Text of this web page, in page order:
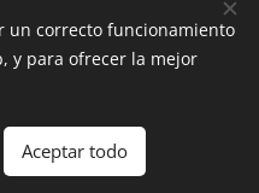
la cesta
un correcto funcionamiento
y para ofrecer la mejor
Aceptar todo